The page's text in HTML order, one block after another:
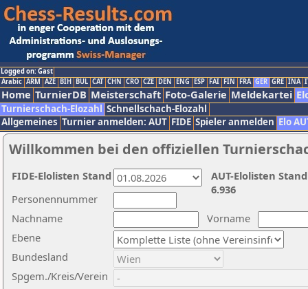
Logged on: Gast
Arabic ARM AZE BIH BUL CAT CHN CRO CZE DEN ENG ESP FAI FIN FRA GER GRE INA
Home TurnierDB Meisterschaft Foto-Galerie Meldekartei
Turnierschach-Elozahl Schnellschach-Elozahl
Allgemeines Turnier anmelden: AUT FIDE Spieler anmelden Elo
Willkommen bei den offiziellen
Nachname
Vorname
Ebene
Personennummer
Bundesland
Spgem./Kreis/Verein
AUT-Elolisten
6.936
FIDE-Elolisten Stand